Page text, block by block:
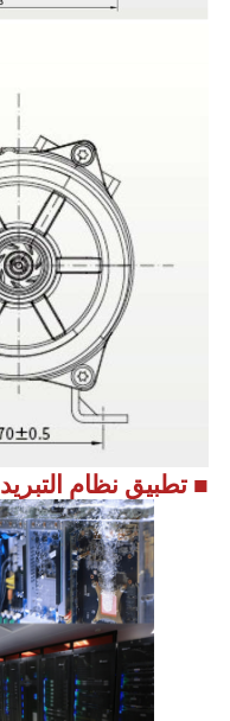
■ تطبيق نظام التبريد